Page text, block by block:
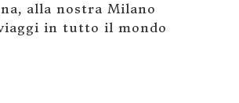
alla nostra Milano
in tutto il mondo